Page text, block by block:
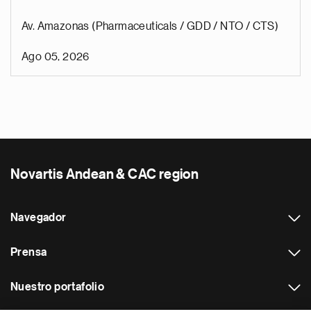
Av. Amazonas (Pharmaceuticals / GDD / NTO / CTS)
Ago 05, 2026
Novartis Andean & CAC region
Navegador
Prensa
Nuestro portafolio